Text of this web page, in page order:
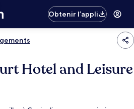
Obtenir l’appli
Hotel and Leisure